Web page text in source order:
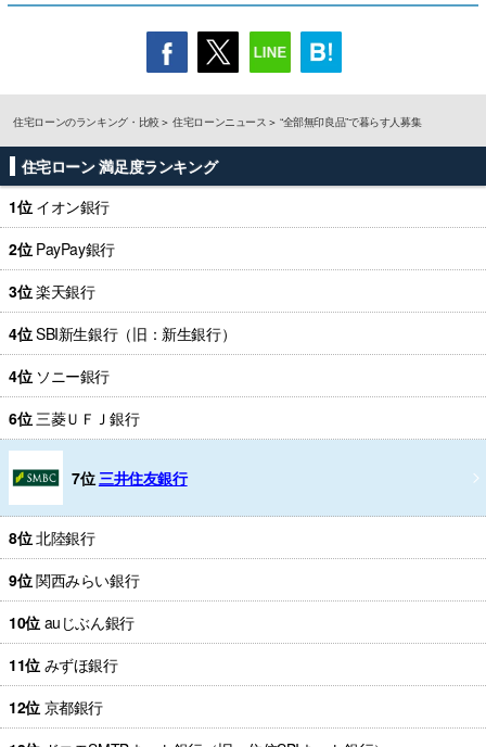
住宅ローンのランキング・比較 住宅ローンニュース “全部無印良品”で暮らす人募集
住宅ローン 満足度ランキング
1位 イオン銀行
2位 PayPay銀行
3位楽天銀行
4位SBI新生銀行（旧：新生銀行）
4位 ソニー銀行
6位 三菱ＵＦＪ銀行
7位 三井住友銀行
8位北陸銀行
9位関西みらい銀行
10位 auじぶん銀行
11位 みずほ銀行
12位 京都銀行